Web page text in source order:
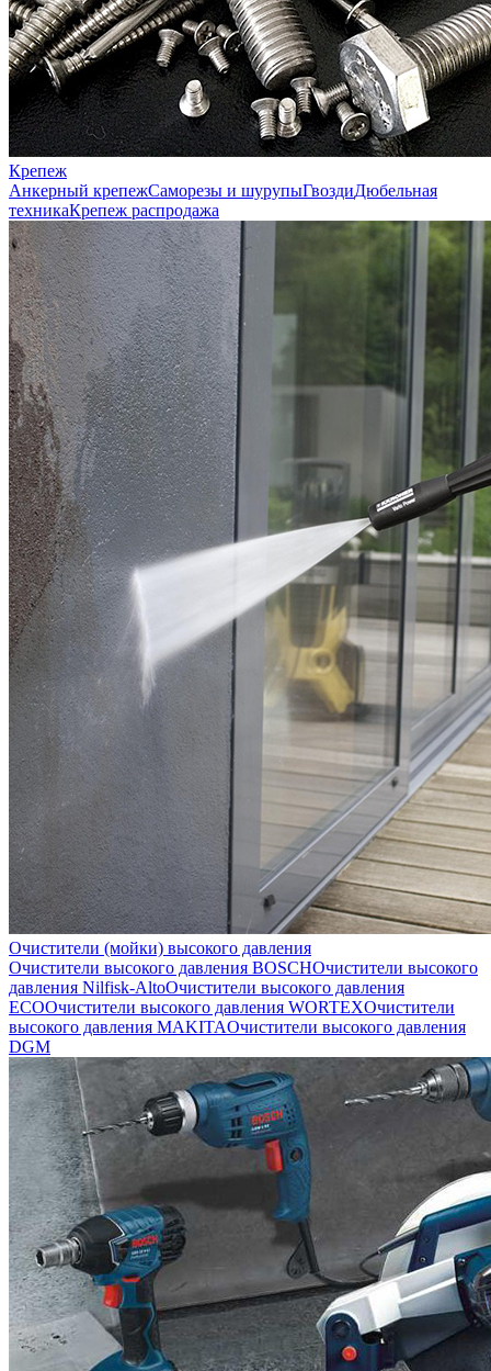
Крепеж
Анкерный крепежСаморезы и шурупыГвоздиДюбельная
техникаКрепеж распродажа
Очистители (мойки) высокого давления
Очистители высокого давления BOSCHОчистители высокого
давления Nilfisk-AltoОчистители высокого давления
ECOОчистители высокого давления WORTEXОчистители
высокого давления MAKITAОчистители высокого давления
DGM